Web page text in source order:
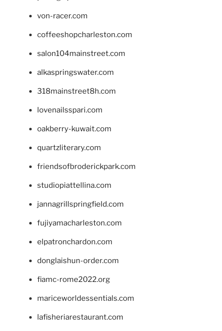
von-racer.com
coffeeshopcharleston.com
salon104mainstreet.com
alkaspringswater.com
318mainstreet8h.com
lovenailsspari.com
oakberry-kuwait.com
quartzliterary.com
friendsofbroderickpark.com
studiopiattellina.com
jannagrillspringfield.com
fujiyamacharleston.com
elpatronchardon.com
donglaishun-order.com
fiamc-rome2022.org
mariceworldessentials.com
lafisheriarestaurant.com